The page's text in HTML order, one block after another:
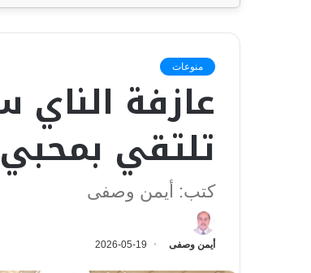
منوعات
عازفة الناي
تلتقي
كتب: أيمن وصفى
أيمن وصفى 2026-05-19